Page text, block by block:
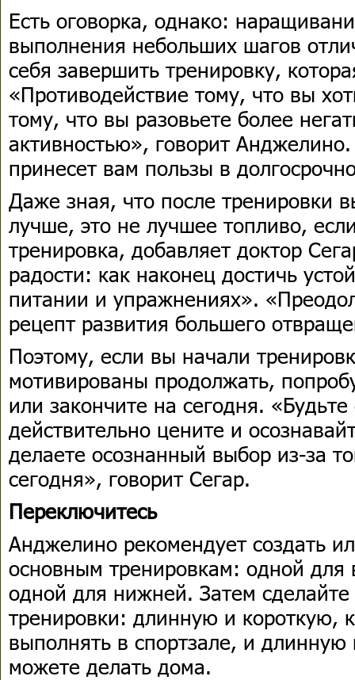
Есть оговорка, однако:
выполнения небольших шагов
себя завершить тренировку,
«Противодействие тому, что вы
тому, что вы разовьете более
активностью», говорит
принесет вам пользы в
Даже зная, что после тренировки
лучше, это не лучшее топливо,
тренировка, добавляет доктор
радости: как наконец достичь
питании и упражнениях».
рецепт развития большего
Поэтому, если вы начали
мотивированы продолжать,
или закончите на сегодня.
действительно цените и
делаете осознанный выбор из-за
сегодня», говорит Сегар.
Переключитесь
Анджелино рекомендует создать
основным тренировкам: одной для
одной для нижней. Затем
тренировки: длинную и короткую,
выполнять в спортзале, и
можете делать дома.